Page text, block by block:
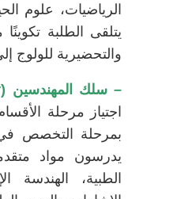
الرياضيات، علوم
يتلقى الطلبة
والتحضيرية للولوج
– سلك المهندسين (Cycle d’Ingénieur)
اجتياز مرحلة
بمرحلة التخصص في
يدرسون مواد
الطبية، الهندسة